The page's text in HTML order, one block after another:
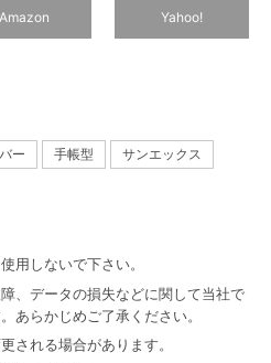
Amazon Yahoo!
ー 手帳型 サンエックス
用しないで下さい。
、データの損失などに関して当社で
あらかじめご了承ください。
される場合があります。